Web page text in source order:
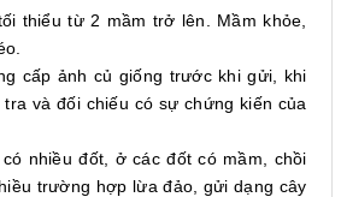
thiểu từ 2 mầm trở lên. Mầm khỏe,
cấp ảnh củ giống trước khi gửi, khi
và đối chiếu có sự chứng kiến của
nhiều đốt, ở các đốt có mầm, chồi
trường hợp lừa đảo, gửi dạng cây